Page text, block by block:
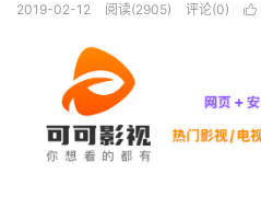
2019-02-12 阅读(2905) 评论(0) 